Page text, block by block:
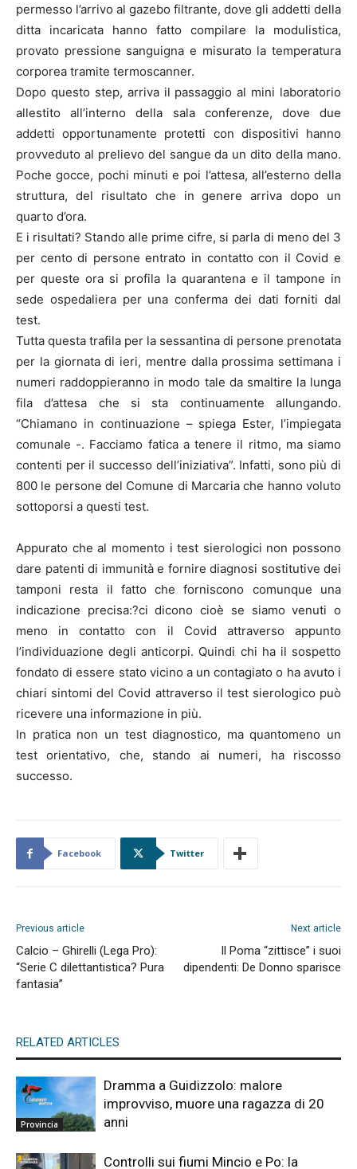
permesso l’arrivo al gazebo filtrante, dove gli addetti della
ditta incaricata hanno fatto compilare la modulistica,
provato pressione sanguigna e misurato la temperatura
corporea tramite termoscanner.
Dopo questo step, arriva il passaggio al mini laboratorio
allestito all’interno della sala conferenze, dove due
addetti opportunamente protetti con dispositivi hanno
provveduto al prelievo del sangue da un dito della mano.
Poche gocce, pochi minuti e poi l’attesa, all’esterno della
struttura, del risultato che in genere arriva dopo un
quarto d’ora.
E i risultati? Stando alle prime cifre, si parla di meno del 3
per cento di persone entrato in contatto con il Covid e
per queste ora si profila la quarantena e il tampone in
sede ospedaliera per una conferma dei dati forniti dal
test.
Tutta questa trafila per la sessantina di persone prenotata
per la giornata di ieri, mentre dalla prossima settimana i
numeri raddoppieranno in modo tale da smaltire la lunga
fila d’attesa che si sta continuamente allungando.
“Chiamano in continuazione – spiega Ester, l’impiegata
comunale -. Facciamo fatica a tenere il ritmo, ma siamo
contenti per il successo dell’iniziativa”. Infatti, sono più di
800 le persone del Comune di Marcaria che hanno voluto
sottoporsi a questi test.
Appurato che al momento i test sierologici non possono
dare patenti di immunità e fornire diagnosi sostitutive dei
tamponi resta il fatto che forniscono comunque una
indicazione precisa:?ci dicono cioè se siamo venuti o
meno in contatto con il Covid attraverso appunto
l’individuazione degli anticorpi. Quindi chi ha il sospetto
fondato di essere stato vicino a un contagiato o ha avuto i
chiari sintomi del Covid attraverso il test sierologico può
ricevere una informazione in più.
In pratica non un test diagnostico, ma quantomeno un
test orientativo, che, stando ai numeri, ha riscosso
successo.
Facebook Twitter
Previous article
Calcio – Ghirelli (Lega Pro):
“Serie C dilettantistica? Pura
fantasia”
Next article
Il Poma “zittisce” i suoi
dipendenti: De Donno sparisce
RELATED ARTICLES
Provincia
Dramma a Guidizzolo: malore
improvviso, muore una ragazza di 20
anni
Controlli sui fiumi Mincio e Po: la